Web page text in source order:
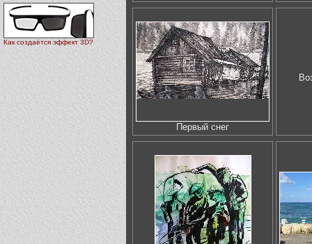
Как создаётся эффект 3D?
Первый снег